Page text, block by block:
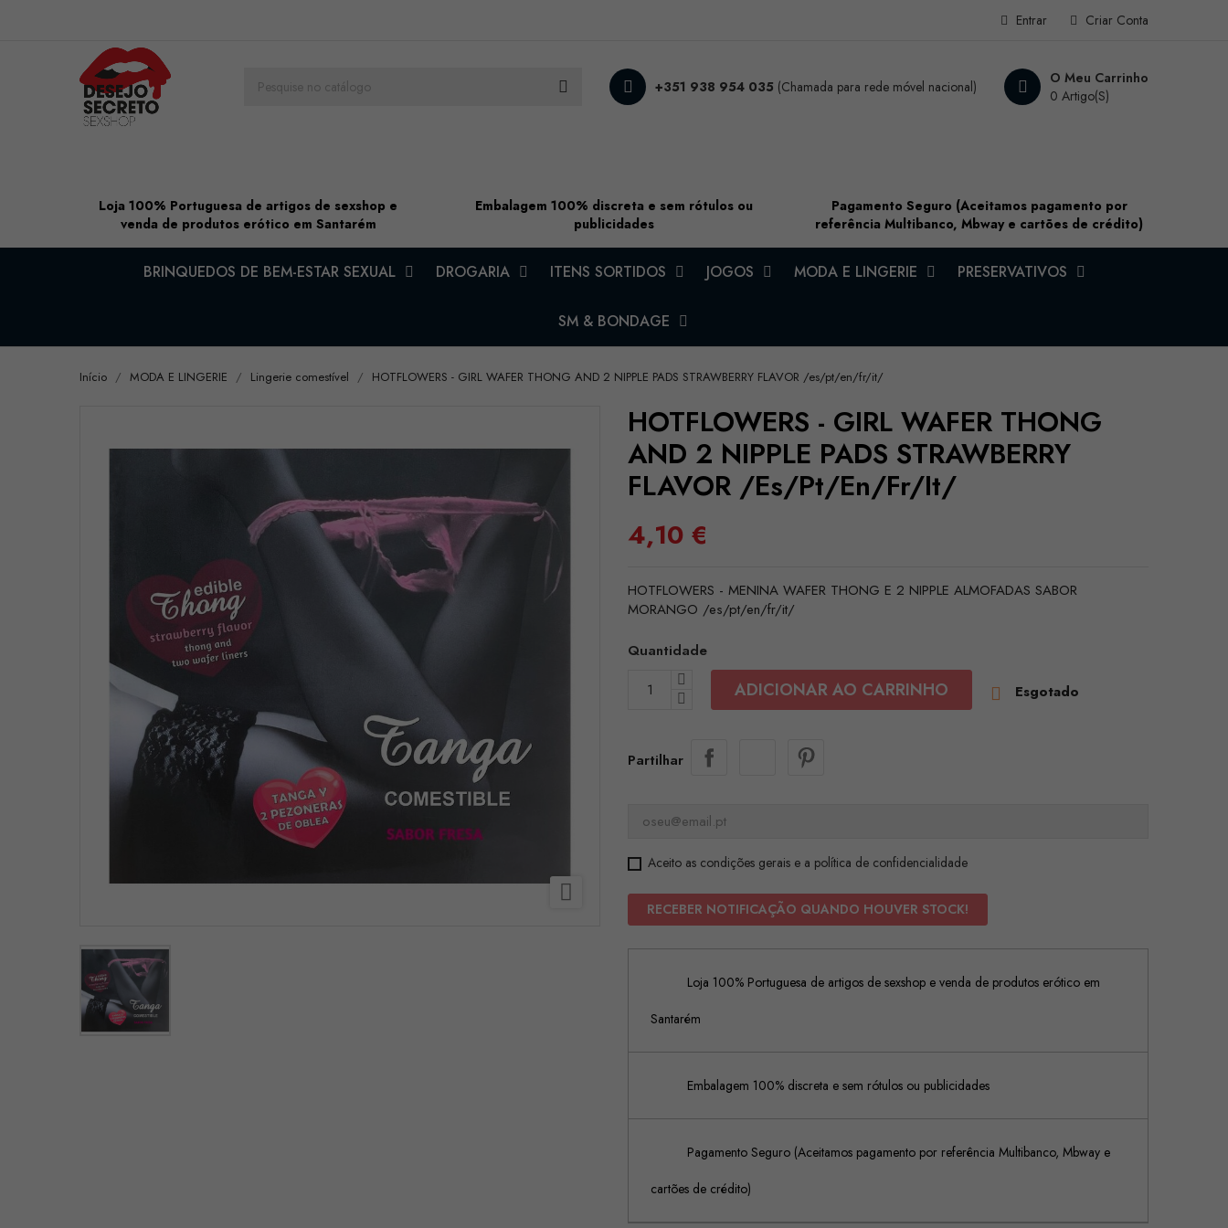
Criar Conta
Entrar
O Meu Carrinho
0 Artigo(s)
+351 938 954 035 (Chamada para rede móvel nacional)
Loja 100% Portuguesa de artigos de sexshop e
venda de produtos erótico em Santarém
Embalagem 100% discreta e sem rótulos ou
publicidades
Pagamento Seguro (Aceitamos pagamento por
referência Multibanco, Mbway e cartões de crédito)
BRINQUEDOS DE BEM-ESTAR SEXUAL DROGARIA ITENS SORTIDOS JOGOS MODA E LINGERIE PRESERVATIVOS
SM & BONDAGE
Início MODA E LINGERIE Lingerie comestível HOTFLOWERS - GIRL WAFER THONG AND 2 NIPPLE PADS STRAWBERRY FLAVOR /es/pt/en/fr/it/

HOTFLOWERS - GIRL WAFER THONG
AND 2 NIPPLE PADS STRAWBERRY
FLAVOR /es/pt/en/fr/it/
4,10 €
HOTFLOWERS - MENINA WAFER THONG E 2 NIPPLE ALMOFADAS SABOR
MORANGO /es/pt/en/fr/it/
Quantidade
ADICIONAR AO CARRINHO  Esgotado
Partilhar
Aceito as condições gerais e a política de confidencialidade
RECEBER NOTIFICAÇÃO QUANDO HOUVER STOCK!
Loja 100% Portuguesa de artigos de sexshop e venda de produtos erótico em
Santarém
Embalagem 100% discreta e sem rótulos ou publicidades
Pagamento Seguro (Aceitamos pagamento por referência Multibanco, Mbway e
cartões de crédito)